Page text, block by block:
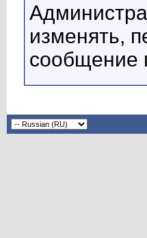
изменять,
сообщение